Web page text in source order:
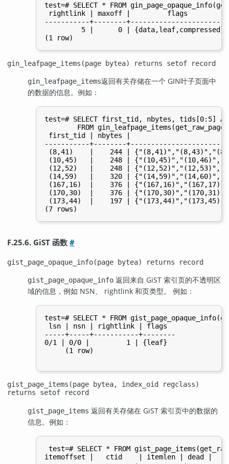
test=# SELECT * FROM
rightlink | maxoff |         flags
-----------+--------+------------------------
         5 |      0 | {data,leaf,compressed}
gin_leafpage_items(page bytea) returns setof record
gin_leafpage_items返回有关存储在一个 GIN叶子页面中
的数据的信息。例如：
test=# SELECT first_tid, nbytes, tids[0:5] AS
FROM
first_tid | nbytes |
-----------+--------
(8,41)    |    244 |
(10,45)   |    248 |
(12,52)   |    248 |
(14,59)   |    320 |
(167,16)  |    376 |
(170,30)  |    376 |
(173,44)  |    197 |
F.25.6. GiST 函数#
gist_page_opaque_info(page bytea) returns record
gist_page_opaque_info 返回来自 GiST 索引页的不透明区
域的信息，例如 NSN、 rightlink 和页类型。 例如：
test=# SELECT * FROM
lsn | nsn | rightlink | flags
-----+-----+-----------+--------
0/1 | 0/0 |         1 | {leaf}
     (1 row)
gist_page_items(page bytea, index_oid regclass)
returns setof record
gist_page_items 返回有关存储在 GiST 索引页中的数据的
信息。例如：
test=# SELECT * FROM
itemoffset |   ctid    | itemlen | dead |